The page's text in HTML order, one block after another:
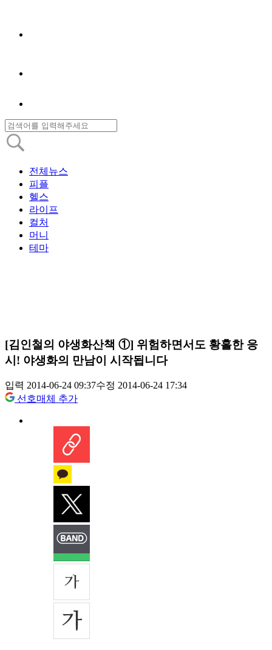
전체뉴스
피플
헬스
라이프
컬처
머니
테마
[김인철의 야생화산책 ①] 위험하면서도 황홀한 응
시! 야생화의 만남이 시작됩니다
입력 2014-06-24 09:37수정 2014-06-24 17:34
선호매체 추가